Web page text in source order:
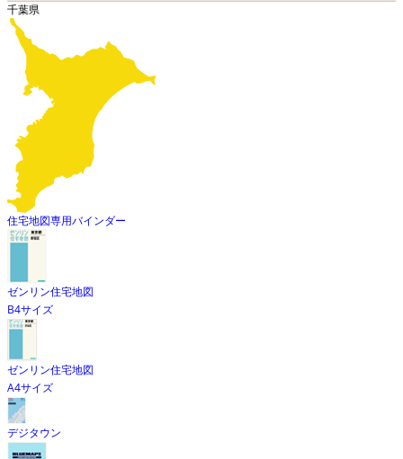
千葉県
住宅地図専用バインダー
ゼンリン住宅地図
B4サイズ
ゼンリン住宅地図
A4サイズ
デジタウン